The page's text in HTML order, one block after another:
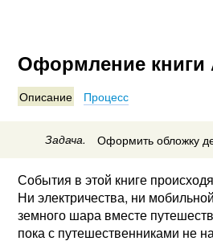
Оформление книги
Описание Процесс
Задача. Оформить обложку
События в этой книге
Ни электричества, ни
земного шара вместе
пока с путешественниками не